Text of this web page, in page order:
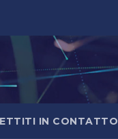
IN CONTATTO